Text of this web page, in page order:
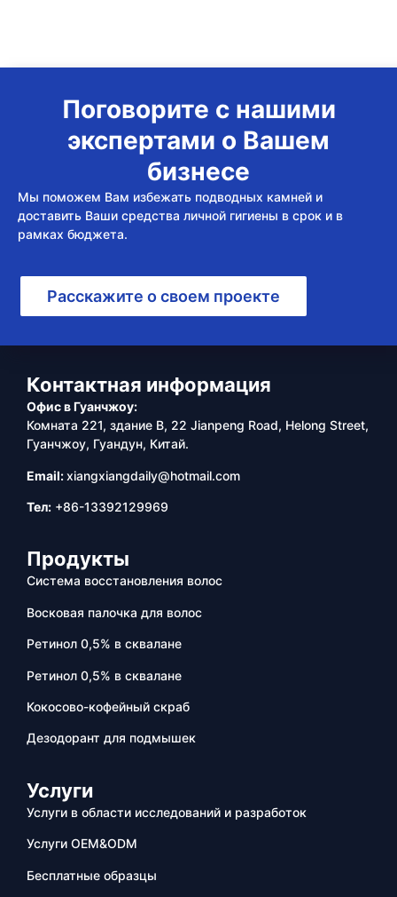
Поговорите с нашими
экспертами о Вашем
бизнесе
Мы поможем Вам избежать подводных камней и
доставить Ваши средства личной гигиены в срок и в
рамках бюджета.
Расскажите о своем проекте
Контактная информация
Офис в Гуанчжоу:
Комната 221, здание B, 22 Jianpeng Road, Helong Street,
Гуанчжоу, Гуандун, Китай.
Email:xiangxiangdaily@hotmail.com
Тел: +86-13392129969
Продукты
Система восстановления волос
Восковая палочка для волос
Ретинол 0,5% в сквалане
Ретинол 0,5% в сквалане
Кокосово-кофейный скраб
Дезодорант для подмышек
Услуги
Услуги в области исследований и разработок
Услуги OEM&ODM
Бесплатные образцы